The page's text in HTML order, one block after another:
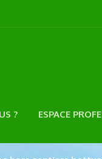
? ESPACE